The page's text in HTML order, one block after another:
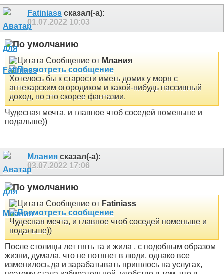
Fatiniass сказал(-а):
01.07.2022 10:03
Сообщение от Млания
Хотелось бы к старости иметь домик у моря с
аптекарским огородиком и какой-нибудь пассивный
доход, но это скорее фантазии.
Чудесная мечта, и главное чтоб соседей поменьше и
подальше))
Млания сказал(-а):
03.07.2022 17:06
Сообщение от Fatiniass
Чудесная мечта, и главное чтоб соседей поменьше и
подальше))
После столицы лет пять та и жила , с подобным образом
жизни, думала, что не потянет в люди, однако все
изменилось,да и зарабатывать пришлось на услугах,